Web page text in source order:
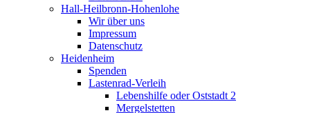
Hall-Heilbronn-Hohenlohe
Wir über uns
Impressum
Datenschutz
Heidenheim
Spenden
Lastenrad-Verleih
Lebenshilfe oder Oststadt 2
Mergelstetten